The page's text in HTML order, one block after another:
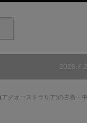
(アグオーストラリア)の古着・